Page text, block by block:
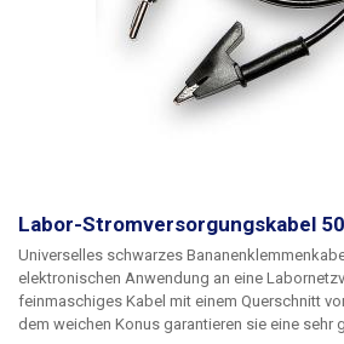
Labor-Stromversorgungskabel
Universelles schwarzes
elektronischen Anwendung an eine
feinmaschiges Kabel mit einem Querschnitt
dem weichen Konus garantieren sie eine sehr